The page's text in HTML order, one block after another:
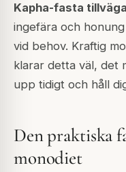
Kapha-fasta
ingefära och
vid behov. Kraftig
klarar detta väl, det
upp tidigt och håll
Den praktiska
monodiet